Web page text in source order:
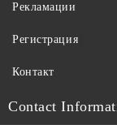
Рекламации
Регистрация
Контакт
Contact